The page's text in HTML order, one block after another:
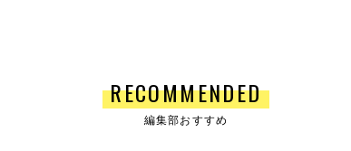
RECOMMENDED
編集部おすすめ